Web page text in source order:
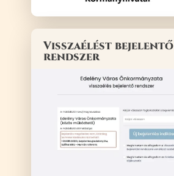
Visszaélést bejelentő
rendszer